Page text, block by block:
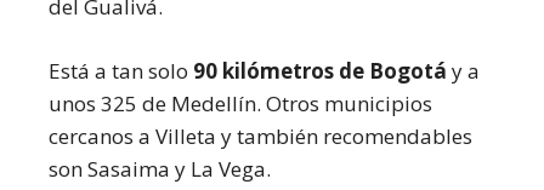
del Gualivá.
Está a tan solo 90 kilómetros de Bogotá y a
unos 325 de Medellín. Otros municipios
cercanos a Villeta y también recomendables
son Sasaima y La Vega.